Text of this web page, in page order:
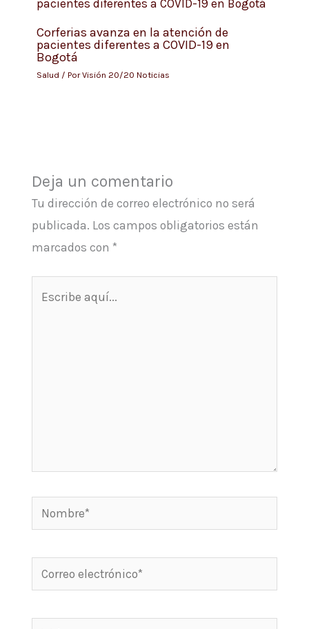
Corferias avanza en la atención de
pacientes diferentes a COVID-19 en
Bogotá
Salud / PorVisión 20/20 Noticias
Deja un comentario
Tu dirección de correo electrónico no será
publicada. Los campos obligatorios están
marcados con *
Nombre*
Correo
electrónico*